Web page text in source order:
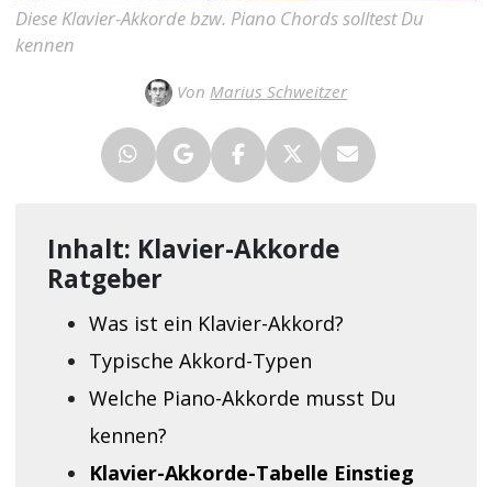
Diese Klavier-Akkorde bzw. Piano Chords solltest Du
kennen
Von Marius Schweitzer
Inhalt: Klavier-Akkorde
Ratgeber
Was ist ein Klavier-Akkord?
Typische Akkord-Typen
Welche Piano-Akkorde musst Du
kennen?
Klavier-Akkorde-Tabelle Einstieg